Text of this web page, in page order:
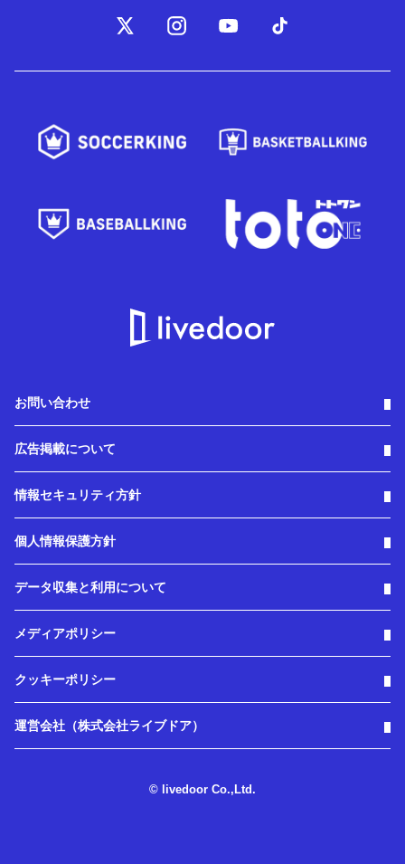
お問い合わせ
広告掲載について
情報セキュリティ方針
個人情報保護方針
データ収集と利用について
メディアポリシー
クッキーポリシー
運営会社（株式会社ライブドア）
© livedoor Co.,Ltd.